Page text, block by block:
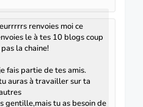
renvoies moi ce
le à tes 10 blogs coup
la chaine!
fais partie de tes amis.
auras à travailler sur ta
gentille,mais tu as besoin de